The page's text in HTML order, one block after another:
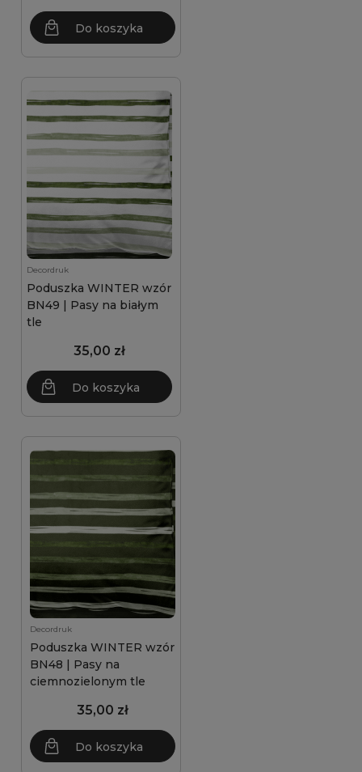
Do koszyka
Decordruk
Poduszka WINTER wzór
BN49 | Pasy na białym
tle
35,00 zł
Do koszyka
Decordruk
Poduszka WINTER wzór
BN48 | Pasy na
ciemnozielonym tle
35,00 zł
Do koszyka